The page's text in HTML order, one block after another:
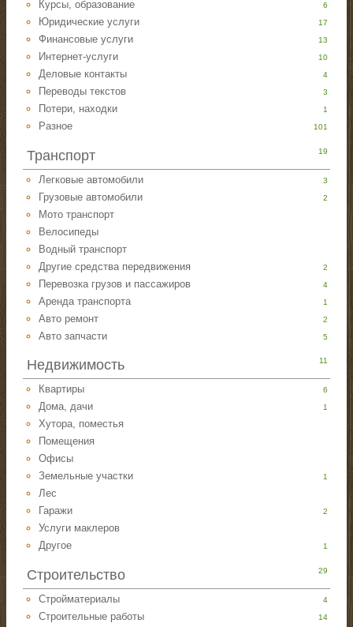
Курсы, образование 6
Юридические услуги 17
Финансовые услуги 13
Интернет-услуги 10
Деловые контакты 4
Переводы текстов 3
Потери, находки 1
Разное 101
Транспорт 19
Легковые автомобили 3
Грузовые автомобили 2
Мото транспорт
Велосипеды
Водный транспорт
Другие средства передвижения
2
Перевозка грузов и пассажиров 4
Аренда транспорта 1
Авто ремонт 2
Авто запчасти 5
Недвижимость 11
Квартиры 6
Дома, дачи 1
Хутора, поместья
Помещения
Офисы
Земельные участки
1
Лес
Гаражи
2
Услуги маклеров
Другое
1
Строительство 29
Стройматериалы 4
Строительные работы 14